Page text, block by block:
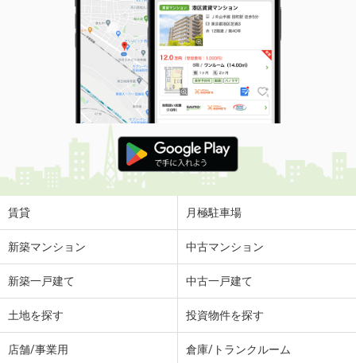
賃貸 月極駐車場
新築マンション 中古マンション
新築一戸建て 中古一戸建て
土地を探す 投資物件を探す
店舗/事業用 倉庫/トランクルーム